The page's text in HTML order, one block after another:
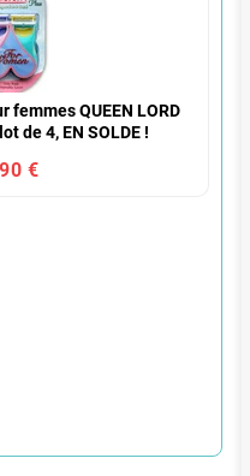
femmes QUEEN LORD
de 4, EN SOLDE !
€